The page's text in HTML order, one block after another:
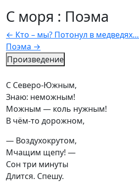
С моря : Поэма
← Кто – мы? Потонул в медведях…
Поэма →
Произведение
Текст произведения
С Северо-Южным,
Знаю: неможным!
Можным — коль нужным!
В чём-то дорожном,
— Воздухокрутом,
Мчащим щепу! —
Сон три минуты
Длится. Спешу.